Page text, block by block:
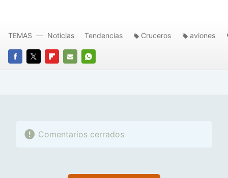
FACEBOOK
TWITTERFLIPBOARD
E-
WHATSAPP
TEMAS Noticias Tendencias Cruceros aviones
Comentarios cerrados